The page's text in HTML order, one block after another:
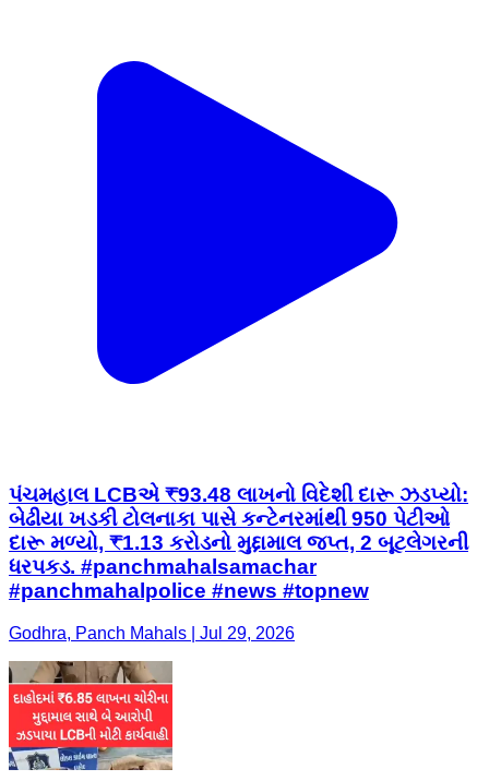
પંચમહાલ LCBએ ₹93.48 લાખનો વિદેશી દારૂ ઝડપ્યો:
બેઢીયા ખડકી ટોલનાકા પાસે કન્ટેનરમાંથી 950 પેટીઓ
દારૂ મળ્યો, ₹1.13 કરોડનો મુદ્દામાલ જપ્ત, 2 બૂટલેગરની
ધરપકડ. #panchmahalsamachar
#panchmahalpolice #news #topnew
Godhra, Panch Mahals | Jul 29, 2026